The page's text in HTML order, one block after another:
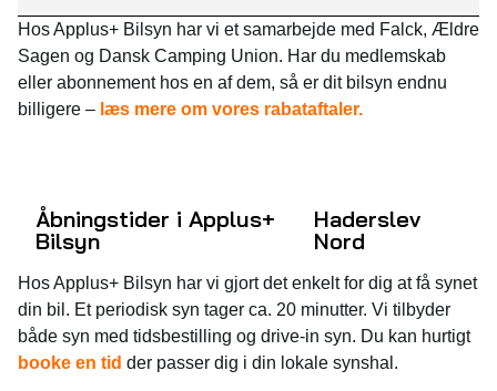
Hos Applus+ Bilsyn har vi et samarbejde med Falck, Ældre
Sagen og Dansk Camping Union. Har du medlemskab
eller abonnement hos en af dem, så er dit bilsyn endnu
billigere – læs mere om vores rabataftaler.
Åbningstider i Applus+
Bilsyn
Haderslev
Nord
Hos Applus+ Bilsyn har vi gjort det enkelt for dig at få synet
din bil. Et periodisk syn tager ca. 20 minutter. Vi tilbyder
både syn med tidsbestilling og drive-in syn. Du kan hurtigt
booke en tid der passer dig i din lokale synshal.